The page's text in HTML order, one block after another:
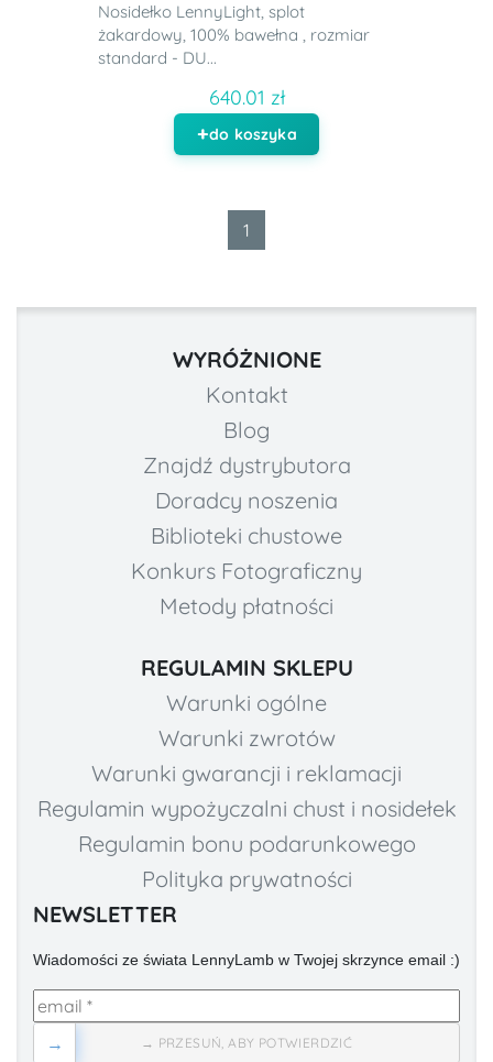
Nosidełko LennyLight, splot
żakardowy, 100% bawełna , rozmiar
standard - DU...
640.01 zł
do koszyka
1
WYRÓŻNIONE
Kontakt
Blog
Znajdź dystrybutora
Doradcy noszenia
Biblioteki chustowe
Konkurs Fotograficzny
Metody płatności
REGULAMIN SKLEPU
Warunki ogólne
Warunki zwrotów
Warunki gwarancji i reklamacji
Regulamin wypożyczalni chust i nosidełek
Regulamin bonu podarunkowego
Polityka prywatności
NEWSLETTER
Wiadomości ze świata LennyLamb w Twojej skrzynce email :)
→ PRZESUŃ, ABY POTWIERDZIĆ
→